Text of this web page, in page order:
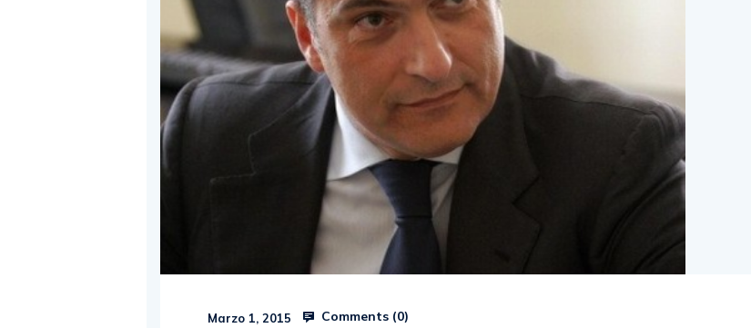
Marzo 1, 2015 Comments (0)